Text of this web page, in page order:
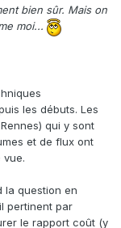
bien sûr. Mais on
moi...
les débuts. Les
qui y sont
et de flux ont
vue.
la question en
pertinent par
le rapport coût (y